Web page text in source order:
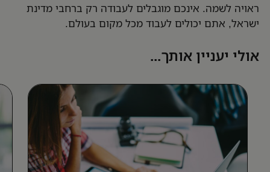
ראויה לשמה. אינכם מוגבלים לעבודה רק ברחבי מדינת
ישראל, אתם יכולים לעבוד מכל מקום בעולם.
אולי יעניין אותך...